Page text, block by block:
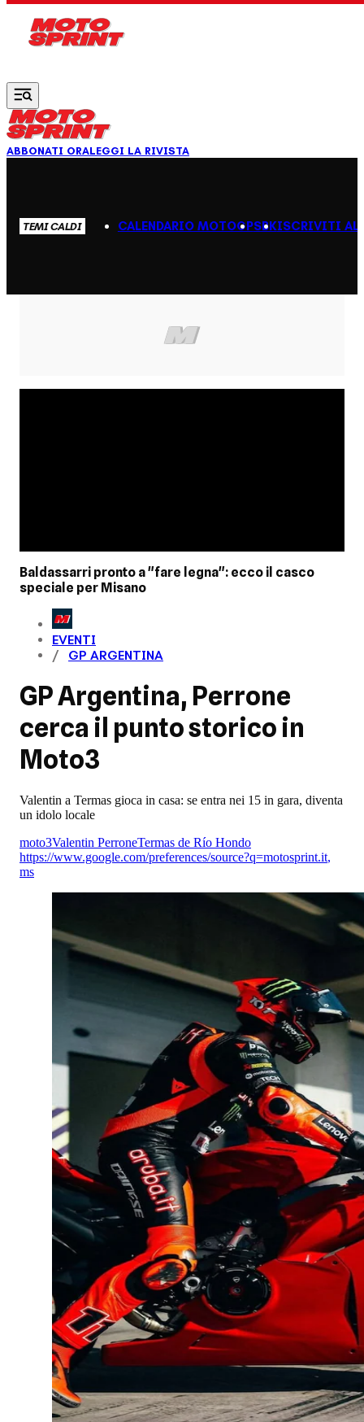
ABBONATI ORALEGGI LA RIVISTA
TEMI CALDI CALENDARIO MOTOGPSBKISCRIVITI AL
Baldassarri pronto a "fare legna": ecco il casco
speciale per Misano
EVENTI
GP ARGENTINA
GP Argentina, Perrone
cerca il punto storico in
Moto3
Valentin a Termas gioca in casa: se entra nei 15 in gara, diventa
un idolo locale
moto3Valentin PerroneTermas de Río Hondo
https://www.google.com/preferences/source?q=motosprint.it,
ms